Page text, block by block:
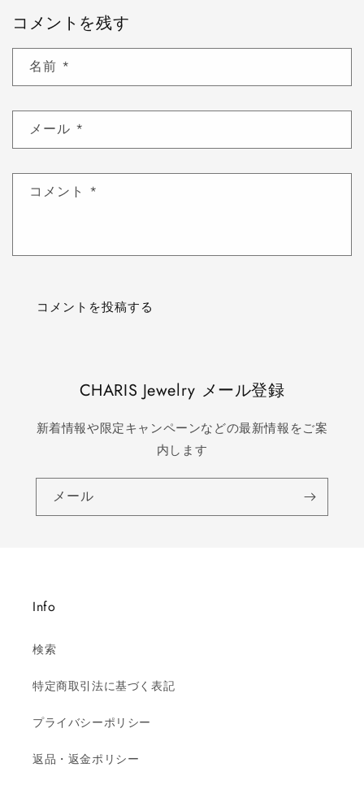
コメントを残す
名前 *
メール *
コメント *
CHARIS Jewelry メール登録
新着情報や限定キャンペーンなどの最新情報をご案
内します
メール
Info
検索
特定商取引法に基づく表記
プライバシーポリシー
返品・返金ポリシー